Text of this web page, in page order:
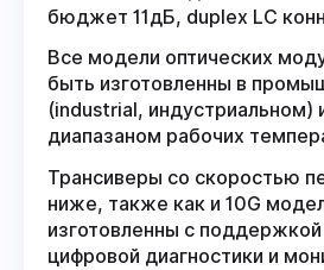
бюджет 11дБ, duplex LC
Все модели оптических
быть изготовленны в
(industrial, индустриальном)
диапазаном рабочих
Трансиверы со скоростью
ниже, также как и 10G
изготовленны с
цифровой диагностики и